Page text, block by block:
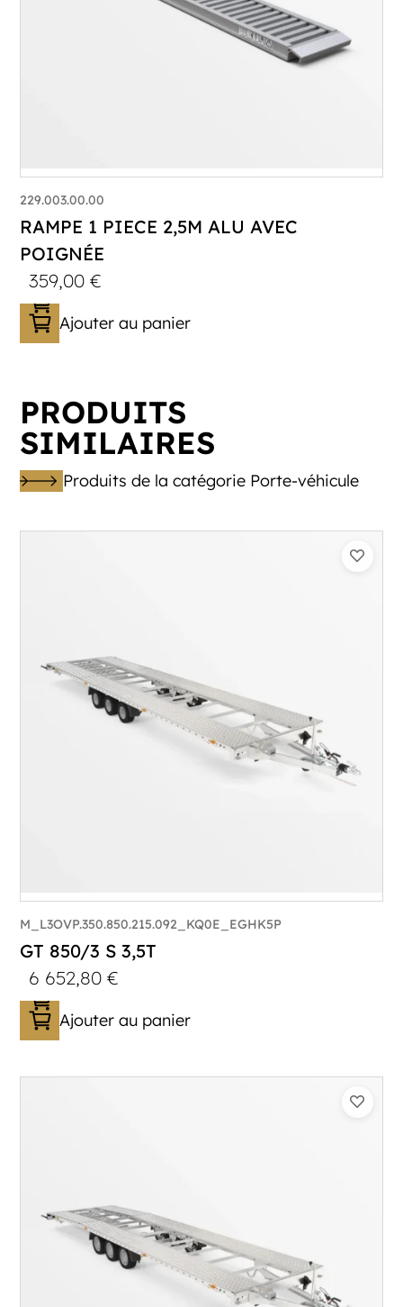
229.003.00.00
RAMPE 1 PIECE 2,5M ALU AVEC
POIGNÉE
359,00€
Ajouter au panier
PRODUITS
SIMILAIRES
Produits de la catégorie Porte-véhicule
Longueur utile (mm) :
Plancher :Lorhs en Aluminium
M_L3OVP.350.850.215.092_KQ0E_EGHK5P
GT 850/3 S 3,5T
6 652,80€
Ajouter au panier